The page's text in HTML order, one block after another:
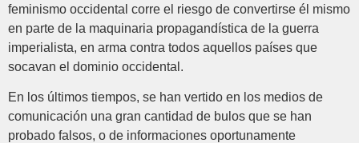
feminismo occidental corre el riesgo de convertirse él mismo
en parte de la maquinaria propagandística de la guerra
imperialista, en arma contra todos aquellos países que
socavan el dominio occidental.
En los últimos tiempos, se han vertido en los medios de
comunicación una gran cantidad de bulos que se han
probado falsos, o de informaciones oportunamente